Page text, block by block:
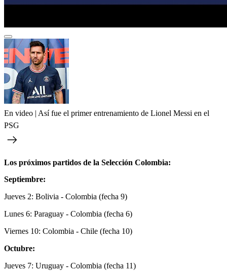
En video | Así fue el primer entrenamiento de Lionel Messi en el
PSG
Los próximos partidos de la Selección Colombia:
Septiembre:
Jueves 2: Bolivia - Colombia (fecha 9)
Lunes 6: Paraguay - Colombia (fecha 6)
Viernes 10: Colombia - Chile (fecha 10)
Octubre:
Jueves 7: Uruguay - Colombia (fecha 11)